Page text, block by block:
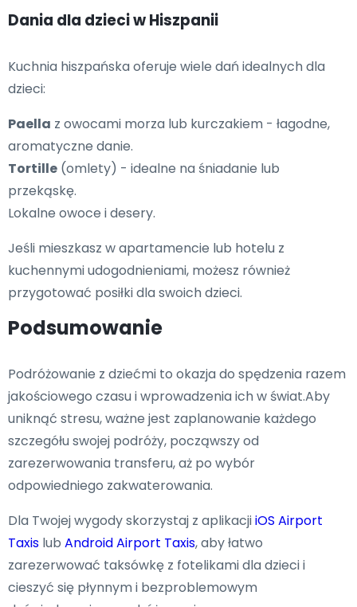
Dania dla dzieci w Hiszpanii
Kuchnia hiszpańska oferuje wiele dań idealnych dla
dzieci:
Paella z owocami morza lub kurczakiem - łagodne,
aromatyczne danie.
Tortille (omlety) - idealne na śniadanie lub
przekąskę.
Lokalne owoce i desery.
Jeśli mieszkasz w apartamencie lub hotelu z
kuchennymi udogodnieniami, możesz również
przygotować posiłki dla swoich dzieci.
Podsumowanie
Podróżowanie z dziećmi to okazja do spędzenia razem
jakościowego czasu i wprowadzenia ich w świat.Aby
uniknąć stresu, ważne jest zaplanowanie każdego
szczegółu swojej podróży, począwszy od
zarezerwowania transferu, aż po wybór
odpowiedniego zakwaterowania.
Dla Twojej wygody skorzystaj z aplikacjiiOS Airport
Taxis lub Android Airport Taxis, aby łatwo
zarezerwować taksówkę z fotelikami dla dzieci i
cieszyć się płynnym i bezproblemowym